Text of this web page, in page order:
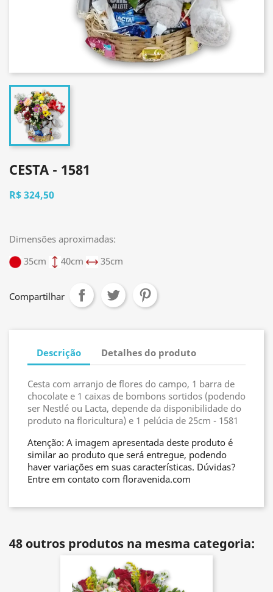
CESTA - 1581
R$ 324,50
Dimensões aproximadas:
35cm
40cm 35cm
Compartilhar
Descrição Detalhes do produto
Cesta com arranjo de flores do campo, 1 barra de
chocolate e 1 caixas de bombons sortidos (podendo
ser Nestlé ou Lacta, depende da disponibilidade do
produto na floricultura) e 1 pelúcia de 25cm - 1581
Atenção: A imagem apresentada deste produto é
similar ao produto que será entregue, podendo
haver variações em suas características. Dúvidas?
Entre em contato com floravenida.com
48 outros produtos na mesma categoria: